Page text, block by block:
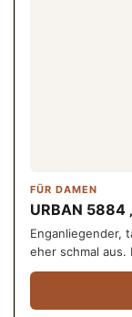
FÜR DAMEN
URBAN 5884
Enganliegender,
eher schmal